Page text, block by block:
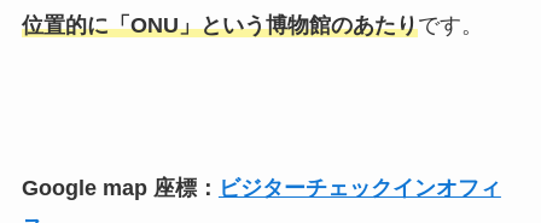
位置的に「ONU」という博物館のあたりです。
Google map 座標： ビジターチェックインオフィ